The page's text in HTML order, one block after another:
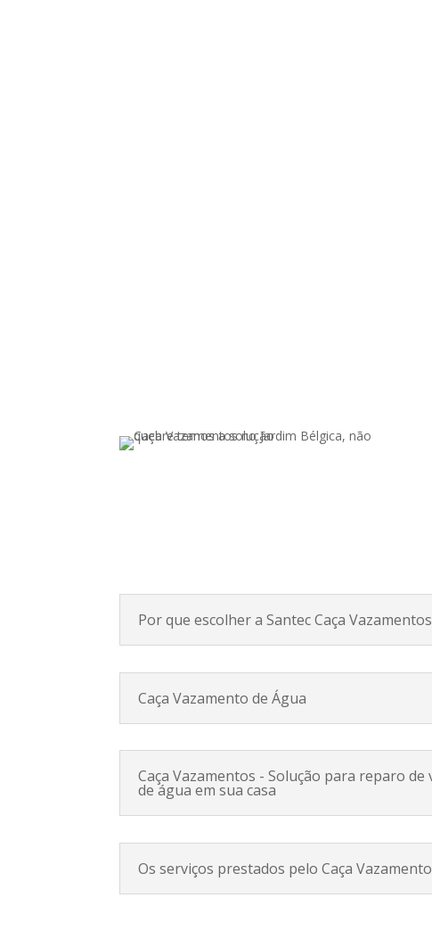
Por que escolher a Santec Caça
Caça Vazamento de Água
Caça Vazamentos - Solução para reparo de
de água em sua casa
Os serviços prestados pelo Caça